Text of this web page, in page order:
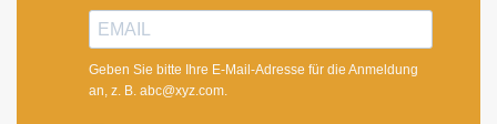
Geben Sie bitte Ihre E-Mail-Adresse für die Anmeldung
an, z. B. abc@xyz.com.